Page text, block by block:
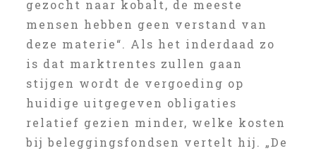
gezocht naar kobalt, de meeste
mensen hebben geen verstand van
deze materie“. Als het inderdaad zo
is dat marktrentes zullen gaan
stijgen wordt de vergoeding op
huidige uitgegeven obligaties
relatief gezien minder, welke kosten
bij beleggingsfondsen vertelt hij. „De